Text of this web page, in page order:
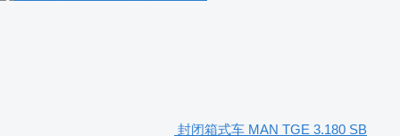
封闭箱式车 MAN TGE 3.180 SB